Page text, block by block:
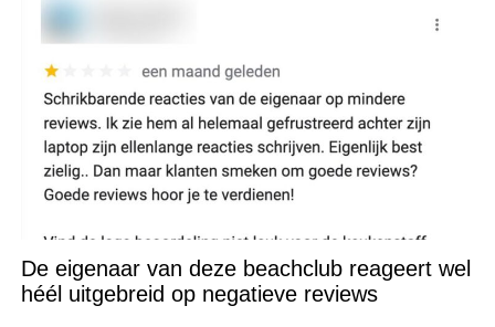
De eigenaar van deze beachclub reageert wel
héél uitgebreid op negatieve reviews